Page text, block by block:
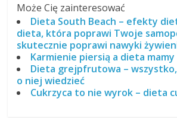
Może Cię zainteresować
Dieta South Beach – efekty
dieta, która poprawi Twoje
skutecznie poprawi nawyki
Karmienie piersią a dieta
Dieta grejpfrutowa –
o niej wiedzieć
Cukrzyca to nie wyrok – dieta